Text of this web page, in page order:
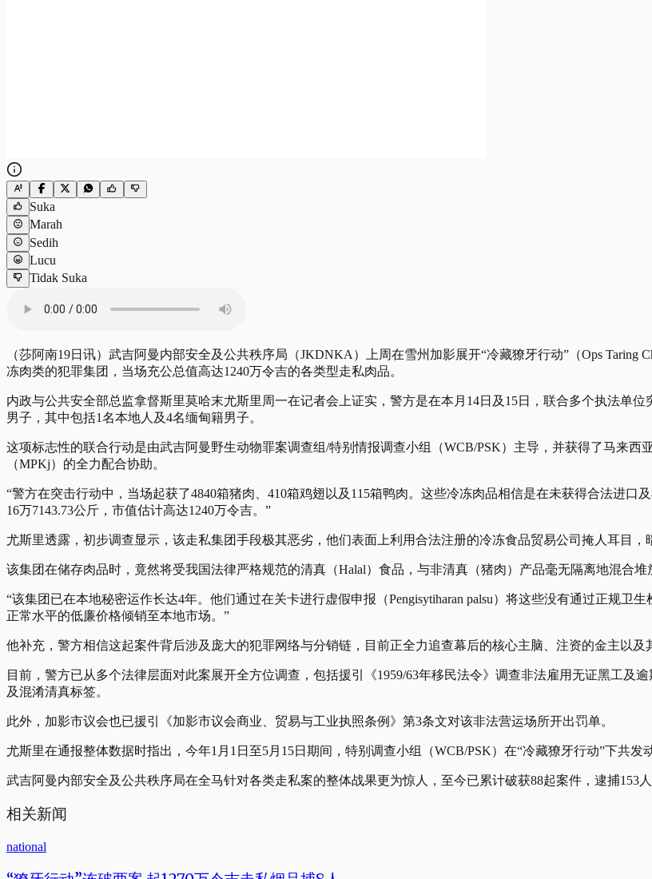
Suka
Marah
Sedih
Lucu
Tidak Suka
（莎阿南19日讯）武吉阿曼内部安全及公共秩序局（JKDNKA）上周在雪州加影展开“冷藏獠牙行动”（Ops
冻肉类的犯罪集团，当场充公总值高达1240万令吉的各类型走私肉品。
内政与公共安全部总监拿督斯里莫哈末尤斯里周一在记者会上证实，警方是在本月14日及15日，联合多个执法单
男子，其中包括1名本地人及4名缅甸籍男子。
这项标志性的联合行动是由武吉阿曼野生动物罪案调查组/特别情报调查小组（WCB/PSK）主导，并获得了马来
（MPKj）的全力配合协助。
“警方在突击行动中，当场起获了4840箱猪肉、410箱鸡翅以及115箱鸭肉。这些冷冻肉品相信是在未获得合法进
16万7143.73公斤，市值估计高达1240万令吉。”
尤斯里透露，初步调查显示，该走私集团手段极其恶劣，他们表面上利用合法注册的冷冻食品贸易公司掩人耳目，
该集团在储存肉品时，竟然将受我国法律严格规范的清真（Halal）食品，与非清真（猪肉）产品毫无隔离地混合堆
“该集团已在本地秘密运作长达4年。他们通过在关卡进行虚假申报（Pengisytiharan palsu）将这些没有通过正规
正常水平的低廉价格倾销至本地市场。”
他补充，警方相信这起案件背后涉及庞大的犯罪网络与分销链，目前正全力追查幕后的核心主脑、注资的金主以及
目前，警方已从多个法律层面对此案展开全方位调查，包括援引《1959/63年移民法令》调查非法雇用无证黑工及
及混淆清真标签。
此外，加影市议会也已援引《加影市议会商业、贸易与工业执照条例》第3条文对该非法营运场所开出罚单。
尤斯里在通报整体数据时指出，今年1月1日至5月15日期间，特别调查小组（WCB/PSK）在“冷藏獠牙行动”下共发
武吉阿曼内部安全及公共秩序局在全马针对各类走私案的整体战果更为惊人，至今已累计破获88起案件，逮捕153
相关新闻
national